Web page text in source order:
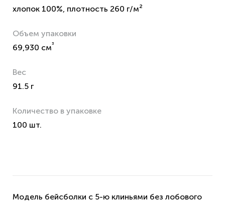
хлопок 100%, плотность 260 г/м²
Объем упаковки
69,930 см³
Вес
91.5 г
Количество в упаковке
100 шт.
Модель бейсболки с 5-ю клиньями без лобового